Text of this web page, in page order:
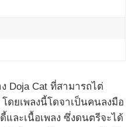
Doja Cat ที่สามารถไต่
ดยเพลงนี้โดจาเป็นคนลงมือ
และเนื้อเพลง ซึ่งดนตรีจะได้